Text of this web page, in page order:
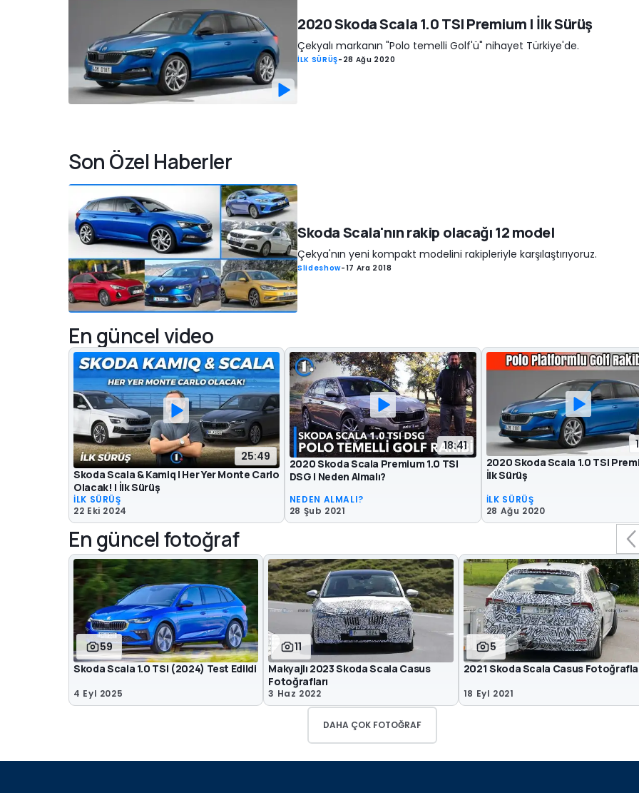
2020 Skoda Scala 1.0 TSI Premium | İlk Sürüş
Çekyalı markanın "Polo temelli Golf'ü" nihayet Türkiye'de.
İLK SÜRÜŞ- 28 Ağu 2020
Son Özel Haberler
Skoda Scala'nın rakip olacağı 12 model
Çekya'nın yeni kompakt modelini rakipleriyle karşılaştırıyoruz.
Slideshow-17 Ara 2018
En güncel video
25:49
Skoda Scala & Kamiq | Her Yer Monte Carlo
Olacak! | İlk Sürüş
İLK SÜRÜŞ
22 Eki 2024
18:41
2020 Skoda Scala Premium 1.0 TSI
DSG | Neden Almalı?
NEDEN ALMALI?
28 Şub 2021
2020 Skoda Scala 1.0 TSI
İlk Sürüş
İLK SÜRÜŞ
28 Ağu 2020
En güncel fotoğraf
59
Skoda Scala 1.0 TSI (2024) Test Edildi
4 Eyl 2025
11
Makyajlı 2023 Skoda Scala Casus
Fotoğrafları
3 Haz 2022
5
2021 Skoda Scala Casus
18 Eyl 2021
DAHA ÇOK FOTOĞRAF